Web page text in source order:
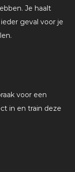
Je haalt
geval voor je
voor een
in en train deze